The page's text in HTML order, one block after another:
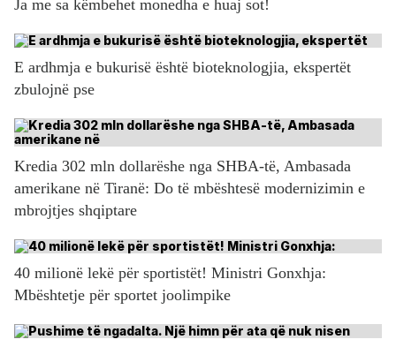
Ja me sa këmbehet monedha e huaj sot!
E ardhmja e bukurisë është bioteknologjia, ekspertët
zbulojnë pse
Kredia 302 mln dollarëshe nga SHBA-të, Ambasada
amerikane në Tiranë: Do të mbështesë modernizimin e
mbrojtjes shqiptare
40 milionë lekë për sportistët! Ministri Gonxhja:
Mbështetje për sportet joolimpike